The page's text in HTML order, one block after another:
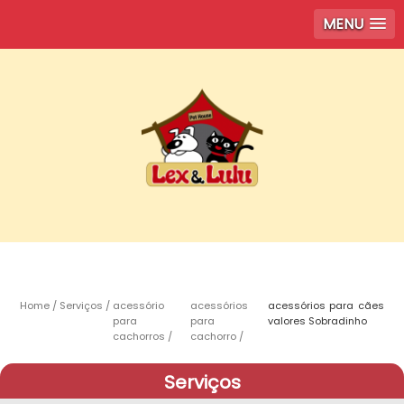
MENU
Home Serviços
acessório
para
cachorros
acessórios
para
cachorro
acessórios para cães
valores Sobradinho
Serviços